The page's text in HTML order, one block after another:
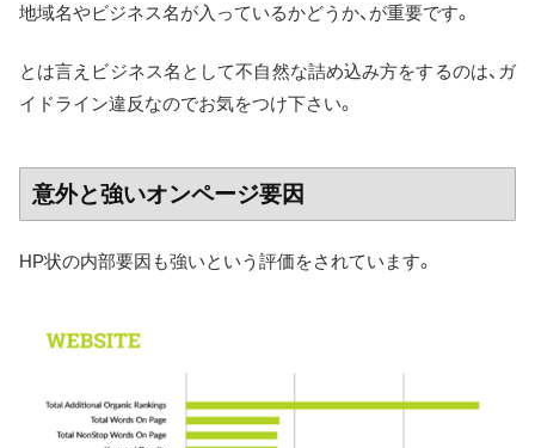
地域名やビジネス名が入っているかどうか、が重要です。
とは言えビジネス名として不自然な詰め込み方をするのは、ガ
イドライン違反なのでお気をつけ下さい。
意外と強いオンページ要因
HP状の内部要因も強いという評価をされています。